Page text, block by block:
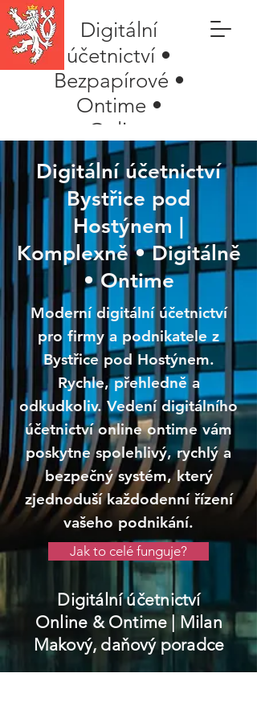
Digitální
účetnictví •
Bezpapírové •
Ontime •
Online
Digitální účetnictví
Bystřice pod
Hostýnem |
Komplexně • Digitálně
• Ontime
Moderní digitální účetnictví
pro firmy a podnikatele z
Bystřice pod Hostýnem.
Rychle, přehledně a
odkudkoliv. Vedení digitálního
účetnictví online ontime vám
poskytne spolehlivý, rychlý a
bezpečný systém, který
zjednoduší každodenní řízení
vašeho podnikání.
Jak to celé funguje?
Digitální účetnictví
Online & Ontime| Milan
Makový, daňový poradce